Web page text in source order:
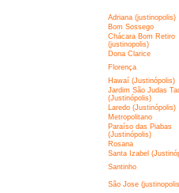
Adriana (justinopolis)
Bom Sossego
Chácara Bom Retiro
(justinopolis)
Dona Clarice
Florença
Hawaí (Justinópolis)
Jardim São Judas
(Justinópolis)
Laredo (Justinópolis)
Metropolitano
Paraíso das Piabas
(Justinópolis)
Rosana
Santa Izabel
Santinho
São Jose